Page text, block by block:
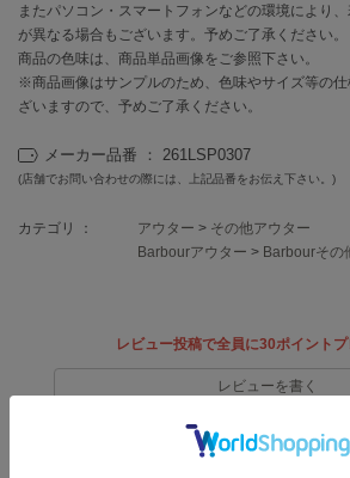
emmi
エミ
emmi atelier
エミ アトリエ
emmi yoga
エミヨガ
ETRÉ TOKYO
エトレトウキョウ
FILA
またパソコン・スマートフォンなどの環境により
が異なる場合もございます。予めご了承ください。
商品の色味は、商品単品画像をご参照下さい。
※商品画像はサンプルのため、色味やサイズ等の
ざいますので、予めご了承ください。
メーカー品番 ： 261LSP0307
(店舗でお問い合わせの際には、上記品番をお伝え下さい。)
カテゴリ ： アウター > その他アウター
Barbourアウター > Barbourその
レビュー投稿で全員に30ポイントプ
レビューを書く
レビューはマイページのご注文履歴から